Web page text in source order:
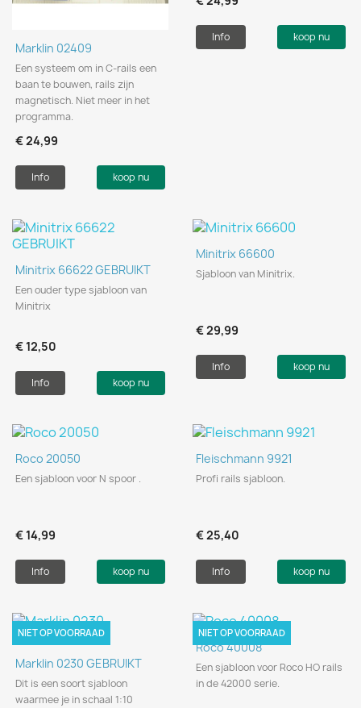
Marklin 02409
Een systeem om in C-rails een
baan te bouwen, rails zijn
magnetisch. Niet meer in het
programma.
€ 24,99
Info koop nu
Info koop nu
Minitrix 66622 GEBRUIKT
Een ouder type sjabloon van
Minitrix
€ 12,50
Info koop nu
Minitrix 66600
Sjabloon van Minitrix.
€ 29,99
Info koop nu
Roco 20050
Een sjabloon voor N spoor .
€ 14,99
Info koop nu
Fleischmann 9921
Profi rails sjabloon.
€ 25,40
Info koop nu
Marklin 0230 GEBRUIKT
Dit is een soort sjabloon
waarmee je in schaal 1:10
NIET OP VOORRAAD
Roco 40008
Een sjabloon voor Roco HO rails
in de 42000 serie.
NIET OP VOORRAAD